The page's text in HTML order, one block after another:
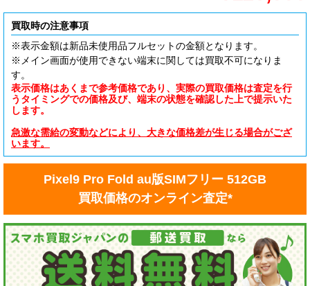
買取時の注意事項
※表示金額は新品未使用品フルセットの金額となります。
※メイン画面が使用できない端末に関しては買取不可になりま
す。
表示価格はあくまで参考価格であり、実際の買取価格は査定を行
うタイミングでの価格及び、端末の状態を確認した上で提示いた
します。
急激な需給の変動などにより、大きな価格差が生じる場合がござ
います。
Pixel9 Pro Fold au版SIMフリー 512GB
買取価格のオンライン査定*